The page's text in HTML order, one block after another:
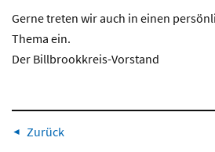
Gerne treten wir auch in einen
Thema ein.
Der Billbrookkreis-Vorstand
Zurück